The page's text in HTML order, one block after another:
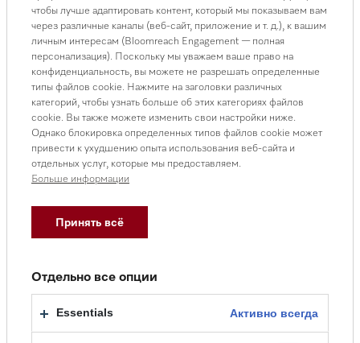
Микроволновые печи
чтобы лучше адаптировать контент, который мы показываем вам
через различные каналы (веб-сайт, приложение и т. д.), к вашим
личным интересам (Bloomreach Engagement — полная
персонализация). Поскольку мы уважаем ваше право на
конфиденциальность, вы можете не разрешать определенные
типы файлов cookie. Нажмите на заголовки различных
категорий, чтобы узнать больше об этих категориях файлов
cookie. Вы также можете изменить свои настройки ниже.
Однако блокировка определенных типов файлов cookie может
привести к ухудшению опыта использования веб-сайта и
отдельных услуг, которые мы предоставляем.
Больше информации
Принять всё
Отдельно все опции
Essentials Активно всегда